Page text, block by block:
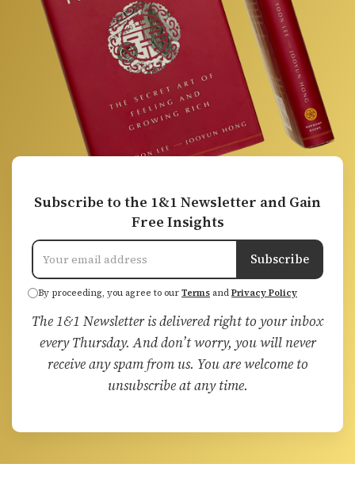
Subscribe to the 1&1 Newsletter and Gain
Free Insights
Subscribe
By proceeding, you agree to our Terms and Privacy Policy
The 1&1 Newsletter is delivered right to your inbox
every Thursday. And don’t worry, you will never
receive any spam from us. You are welcome to
unsubscribe at any time.